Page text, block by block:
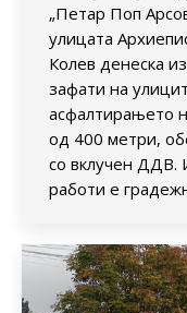
„Петар Поп
улицата
Колев денеска
зафати на
асфалтирањето
од 400 метри,
со вклучен ДДВ.
работи е